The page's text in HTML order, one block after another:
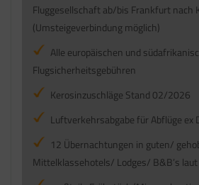
Fluggesellschaft ab/bis Frankfurt nach
(Umsteigeverbindung möglich)
Alle europäischen und
Flugsicherheitsgebühren
Kerosinzuschläge Stand 02/2026
Luftverkehrsabgabe für Abflüge ex
12 Übernachtungen in guten/
Mittelklassehotels/ Lodges/ B&B’s